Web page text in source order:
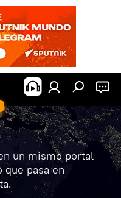
un mismo portal
pasa en